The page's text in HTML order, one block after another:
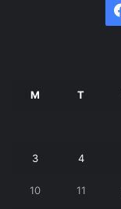
M T
3 4
10 11